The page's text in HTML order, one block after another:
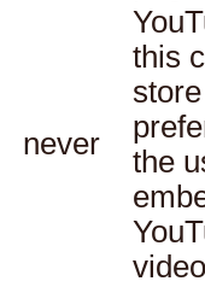
never
this
the